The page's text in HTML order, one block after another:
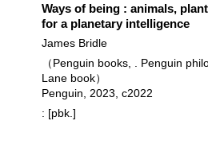
Ways of being : animals,
for a planetary intelligence
James Bridle
（Penguin books, . Penguin
Lane book）
Penguin, 2023, c2022
: [pbk.]